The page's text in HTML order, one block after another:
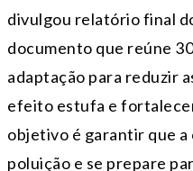
divulgou relatório final
documento que reúne
adaptação para reduzir
efeito estufa e
objetivo é garantir que a
poluição e se prepare